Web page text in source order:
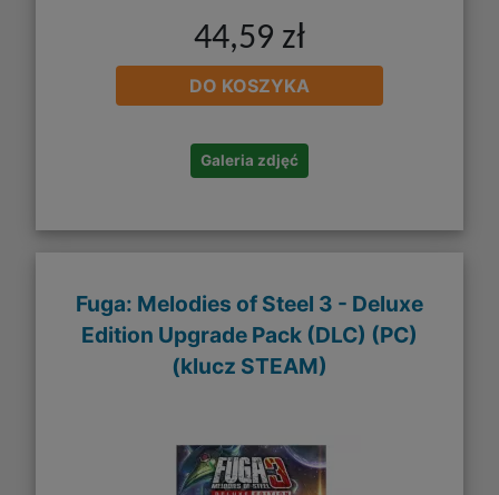
44,59 zł
DO KOSZYKA
Galeria zdjęć
Fuga: Melodies of Steel 3 - Deluxe
Edition Upgrade Pack (DLC) (PC)
(klucz STEAM)